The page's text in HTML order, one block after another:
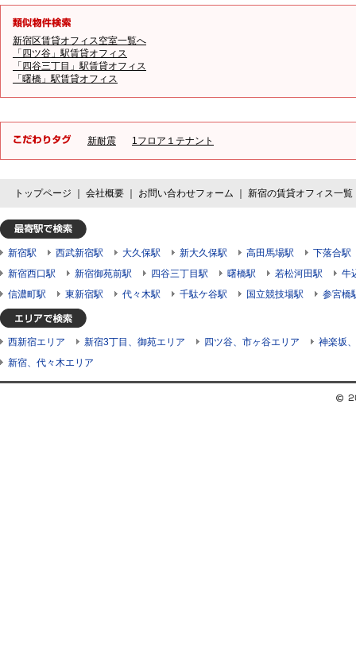
新宿区賃貸オフィス空室一覧へ
「四ツ谷」駅賃貸オフィス
「四谷三丁目」駅賃貸オフィス
「曙橋」駅賃貸オフィス
新耐震 1フロア１テナント
トップページ 会社概要 お問い合わせフォーム 新宿の賃貸オフィス一覧
新宿駅 西武新宿駅 大久保駅 新大久保駅 高田馬場駅
下落合駅
新宿西口駅
新宿御苑前駅 四谷三丁目駅 曙橋駅 若松河田駅
牛
信濃町駅
東新宿駅 代々木駅 千駄ケ谷駅 国立競技場駅 参宮橋
西新宿エリア 新宿3丁目、御苑エリア 四ツ谷、市ヶ谷エリア
神楽坂
新宿、代々木エリア